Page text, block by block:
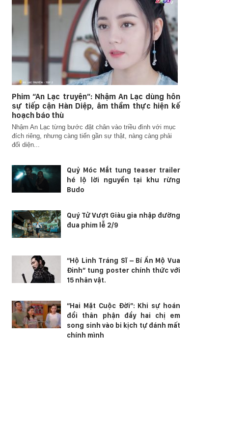
Phim “An Lạc truyện”: Nhậm An Lạc dùng hôn
sự tiếp cận Hàn Diệp, âm thầm thực hiện kế
hoạch báo thù
Nhậm An Lạc từng bước đặt chân vào triều đình với mục
đích riêng, nhưng càng tiến gần sự thật, nàng càng phải
đối diện...
Quỷ Móc Mắt tung teaser trailer
hé lộ lời nguyền tại khu rừng
Budo
Quý Tử Vượt Giàu gia nhập đường
đua phim lễ 2/9
“Hộ Linh Tráng Sĩ – Bí Ẩn Mộ Vua
Đinh” tung poster chính thức với
15 nhân vật.
“Hai Mặt Cuộc Đời”: Khi sự hoán
đổi thân phận đẩy hai chị em
song sinh vào bi kịch tự đánh mất
chính mình